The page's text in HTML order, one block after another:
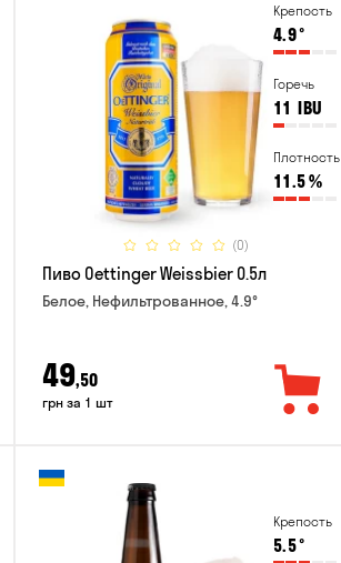
Крепость
4.9°
Горечь
11 IBU
Плотность
11.5%
(0)
Пиво Oettinger Weissbier 0.5л
Белое, Нефильтрованное, 4.9°
49,50
грн за 1 шт
Крепость
5.5°